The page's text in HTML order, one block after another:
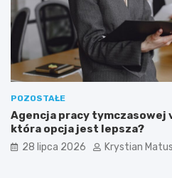
POZOSTAŁE
Agencja pracy tymczasowej
która opcja jest lepsza?
28 lipca 2026 Krystian